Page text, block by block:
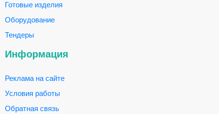
Готовые изделия
Оборудование
Тендеры
Информация
Реклама на сайте
Условия работы
Обратная связь